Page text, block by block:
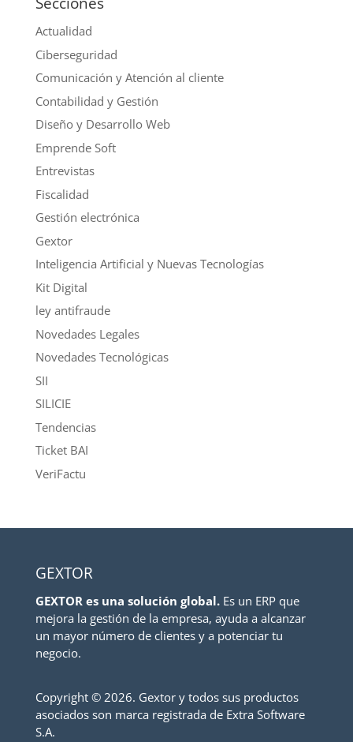
Actualidad
Ciberseguridad
Comunicación y Atención al cliente
Contabilidad y Gestión
Diseño y Desarrollo Web
Emprende Soft
Entrevistas
Fiscalidad
Gestión electrónica
Gextor
Inteligencia Artificial y Nuevas Tecnologías
Kit Digital
ley antifraude
Novedades Legales
Novedades Tecnológicas
SII
SILICIE
Tendencias
Ticket BAI
VeriFactu
GEXTOR
GEXTOR es una solución global.Es un ERP que
mejora la gestión de la empresa, ayuda a alcanzar
un mayor número de clientes y a potenciar tu
negocio.
Copyright © 2026. Gextor y todos sus productos
asociados son marca registrada de Extra Software
S.A.